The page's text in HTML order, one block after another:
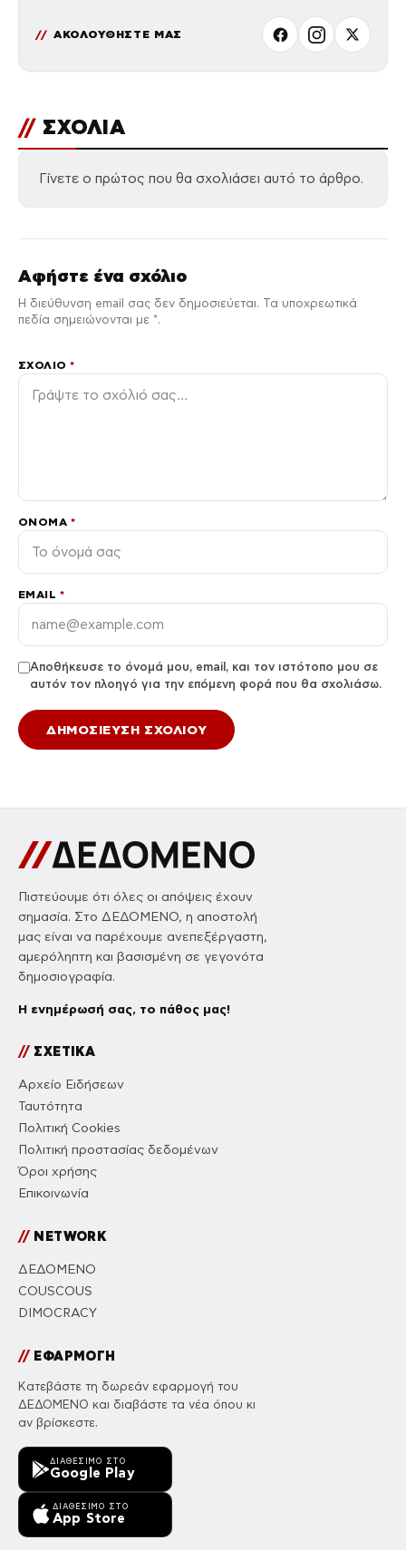
ΑΚΟΛΟΥΘΗΣΤΕ ΜΑΣ
// ΣΧΟΛΙΑ
Γίνετε ο πρώτος που θα σχολιάσει αυτό το άρθρο.
Αφήστε ένα σχόλιο
Η διεύθυνση email σας δεν δημοσιεύεται. Τα υποχρεωτικά
πεδία σημειώνονται με *.
ΣΧΌΛΙΟ*
ΌΝΟΜΑ *
EMAIL *
Αποθήκευσε το όνομά μου, email, και τον ιστότοπο μου σε
αυτόν τον πλοηγό για την επόμενη φορά που θα σχολιάσω.
Πιστεύουμε ότι όλες οι απόψεις έχουν
σημασία. Στο ΔΕΔΟΜΕΝΟ, η αποστολή
μας είναι να παρέχουμε ανεπεξέργαστη,
αμερόληπτη και βασισμένη σε γεγονότα
δημοσιογραφία.
Η ενημέρωσή σας, το πάθος μας!
//ΣΧΕΤΙΚΑ
Αρχείο Ειδήσεων
Ταυτότητα
Πολιτική Cookies
Πολιτική προστασίας δεδομένων
Όροι χρήσης
Επικοινωνία
//NETWORK
ΔΕΔΟΜΕΝΟ
COUSCOUS
DIMOCRACY
//ΕΦΑΡΜΟΓΗ
Κατεβάστε τη δωρεάν εφαρμογή του
ΔΕΔΟΜΕΝΟ και διαβάστε τα νέα όπου κι
αν βρίσκεστε.
ΔΙΑΘΈΣΙΜΟ ΣΤΟ
Google Play
ΔΙΑΘΈΣΙΜΟ ΣΤΟ
App Store